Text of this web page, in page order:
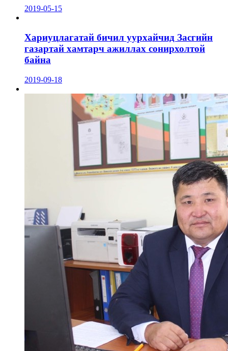
2019-05-15
Хариуцлагатай бичил уурхайчид Засгийн
газартай хамтарч ажиллах сонирхолтой
байна
2019-09-18